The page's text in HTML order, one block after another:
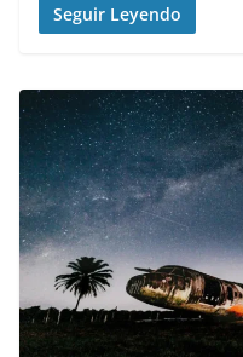
Seguir Leyendo